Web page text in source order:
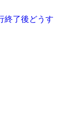
終了後どうす